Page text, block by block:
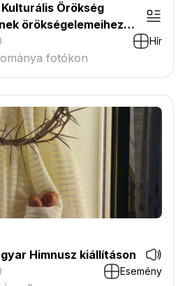
Örökség
örökségelemeihez
Hír
fotókon
a Magyar Himnusz kiállításon
Esemény